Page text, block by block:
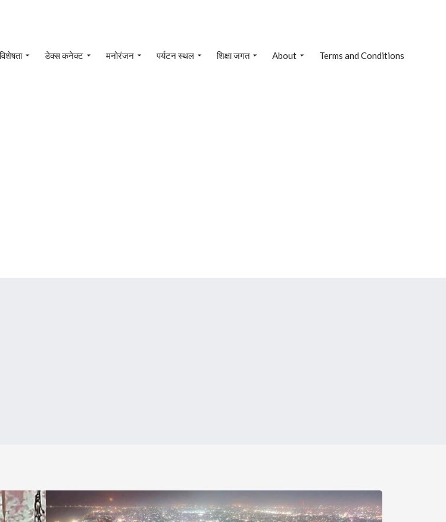
डेक्स कनेक्ट मनोरंजन पर्यटन स्थल शिक्षा जगत About Terms and Conditions